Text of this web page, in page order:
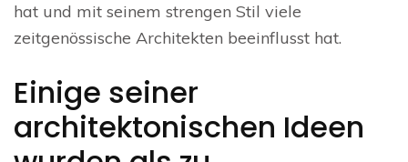
hat und mit seinem strengen Stil viele
zeitgenössische Architekten beeinflusst hat.
Einige seiner
architektonischen Ideen